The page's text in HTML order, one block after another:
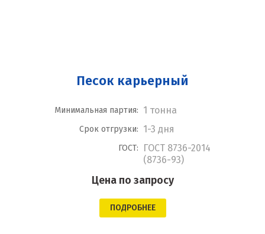
Песок карьерный
Минимальная партия: 1 тонна
Срок отгрузки: 1-3 дня
ГОСТ:
ГОСТ 8736-2014
(8736-93)
Цена по запросу
ПОДРОБНЕЕ